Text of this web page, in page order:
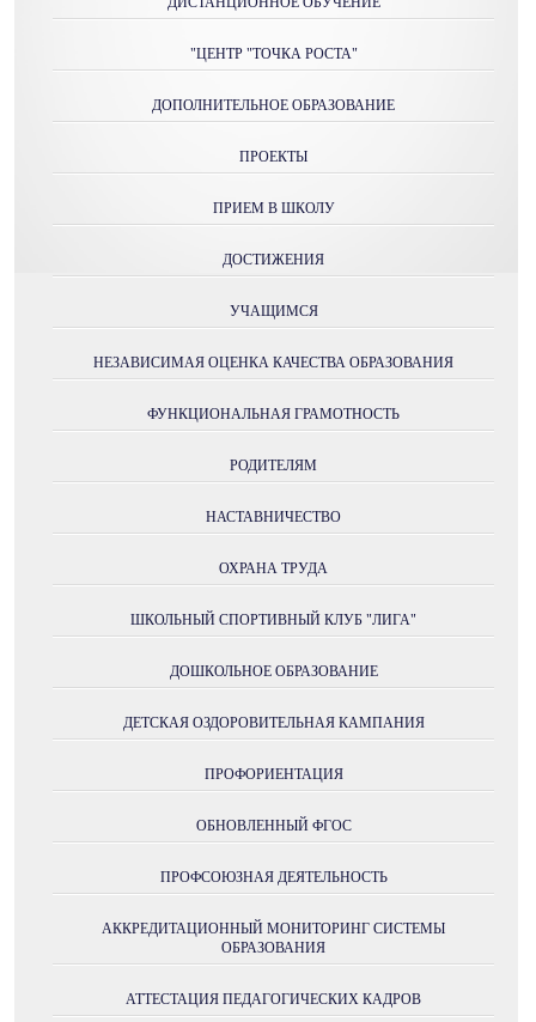
"ЦЕНТР "ТОЧКА РОСТА"
ДОПОЛНИТЕЛЬНОЕ ОБРАЗОВАНИЕ
ПРОЕКТЫ
ПРИЕМ В ШКОЛУ
ДОСТИЖЕНИЯ
УЧАЩИМСЯ
НЕЗАВИСИМАЯ ОЦЕНКА КАЧЕСТВА ОБРАЗОВАНИЯ
ФУНКЦИОНАЛЬНАЯ ГРАМОТНОСТЬ
РОДИТЕЛЯМ
НАСТАВНИЧЕСТВО
ОХРАНА ТРУДА
ШКОЛЬНЫЙ СПОРТИВНЫЙ КЛУБ "ЛИГА"
ДОШКОЛЬНОЕ ОБРАЗОВАНИЕ
ДЕТСКАЯ ОЗДОРОВИТЕЛЬНАЯ КАМПАНИЯ
ПРОФОРИЕНТАЦИЯ
ОБНОВЛЕННЫЙ ФГОС
ПРОФСОЮЗНАЯ ДЕЯТЕЛЬНОСТЬ
АККРЕДИТАЦИОННЫЙ МОНИТОРИНГ СИСТЕМЫ
ОБРАЗОВАНИЯ
АТТЕСТАЦИЯ ПЕДАГОГИЧЕСКИХ КАДРОВ